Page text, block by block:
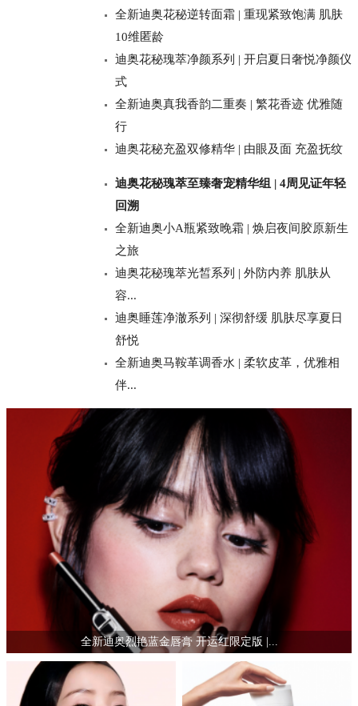
全新迪奥花秘逆转面霜 | 重现紧致饱满 肌肤
10维匿龄
迪奥花秘瑰萃净颜系列 | 开启夏日奢悦净颜仪
式
全新迪奥真我香韵二重奏 | 繁花香迹 优雅随
行
迪奥花秘充盈双修精华 | 由眼及面 充盈抚纹
迪奥花秘瑰萃至臻奢宠精华组 | 4周见证年轻
回溯
全新迪奥小A瓶紧致晚霜 | 焕启夜间胶原新生
之旅
迪奥花秘瑰萃光皙系列 | 外防内养 肌肤从
容...
迪奥睡莲净澈系列 | 深彻舒缓 肌肤尽享夏日
舒悦
全新迪奥马鞍革调香水 | 柔软皮革，优雅相
伴...
全新迪奥烈艳蓝金唇膏 开运红限定版 |...